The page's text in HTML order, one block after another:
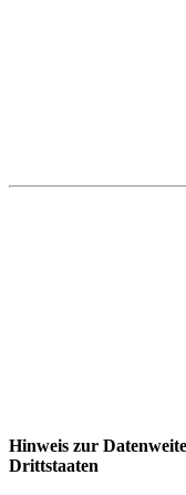
Hinweis zur
Drittstaaten